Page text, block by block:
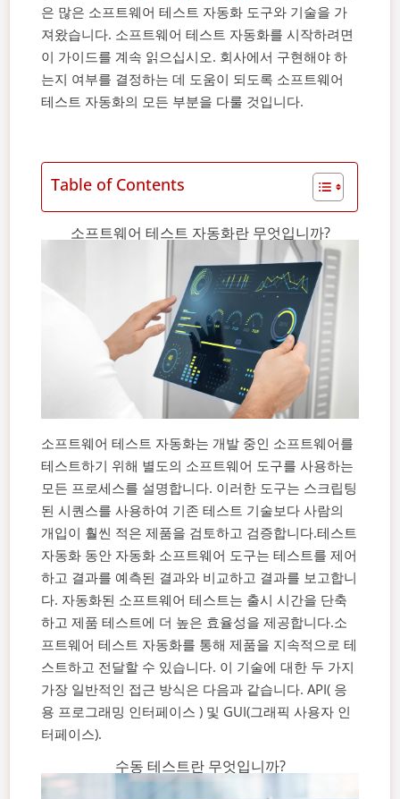
은 많은 소프트웨어 테스트 자동화 도구와 기술을 가
져왔습니다. 소프트웨어 테스트 자동화를 시작하려면
이 가이드를 계속 읽으십시오. 회사에서 구현해야 하
는지 여부를 결정하는 데 도움이 되도록 소프트웨어
테스트 자동화의 모든 부분을 다룰 것입니다.
Table of Contents
소프트웨어 테스트 자동화란 무엇입니까?
소프트웨어 테스트 자동화는 개발 중인 소프트웨어를
테스트하기 위해 별도의 소프트웨어 도구를 사용하는
모든 프로세스를 설명합니다. 이러한 도구는 스크립팅
된 시퀀스를 사용하여 기존 테스트 기술보다 사람의
개입이 훨씬 적은 제품을 검토하고 검증합니다.테스트
자동화 동안 자동화 소프트웨어 도구는 테스트를 제어
하고 결과를 예측된 결과와 비교하고 결과를 보고합니
다. 자동화된 소프트웨어 테스트는 출시 시간을 단축
하고 제품 테스트에 더 높은 효율성을 제공합니다.소
프트웨어 테스트 자동화를 통해 제품을 지속적으로 테
스트하고 전달할 수 있습니다. 이 기술에 대한 두 가지
가장 일반적인 접근 방식은 다음과 같습니다.API( 응
용 프로그래밍 인터페이스 ) 및 GUI(그래픽 사용자 인
터페이스).
수동 테스트란 무엇입니까?